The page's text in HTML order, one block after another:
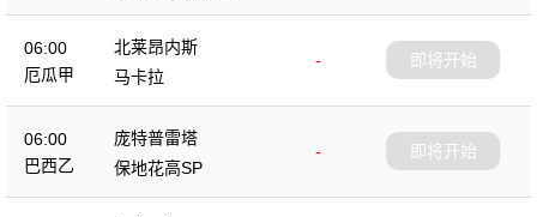
06:00
厄瓜甲
北莱昂内斯
-
马卡拉
即将开始
06:00
巴西乙
庞特普雷塔
-
保地花高SP
即将开始